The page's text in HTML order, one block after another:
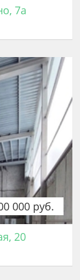
7а
000 руб.
20